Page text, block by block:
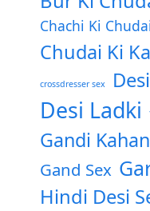
Chachi Ki
Chudai Ki
crossdresser sex
Desi Ladki
Gandi
Gand Sex
Hindi Desi